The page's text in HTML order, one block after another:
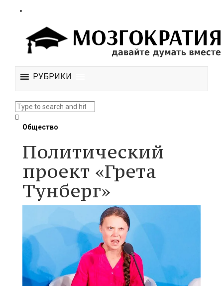
РУБРИКИ
Общество
Политический
проект «Грета
Тунберг»